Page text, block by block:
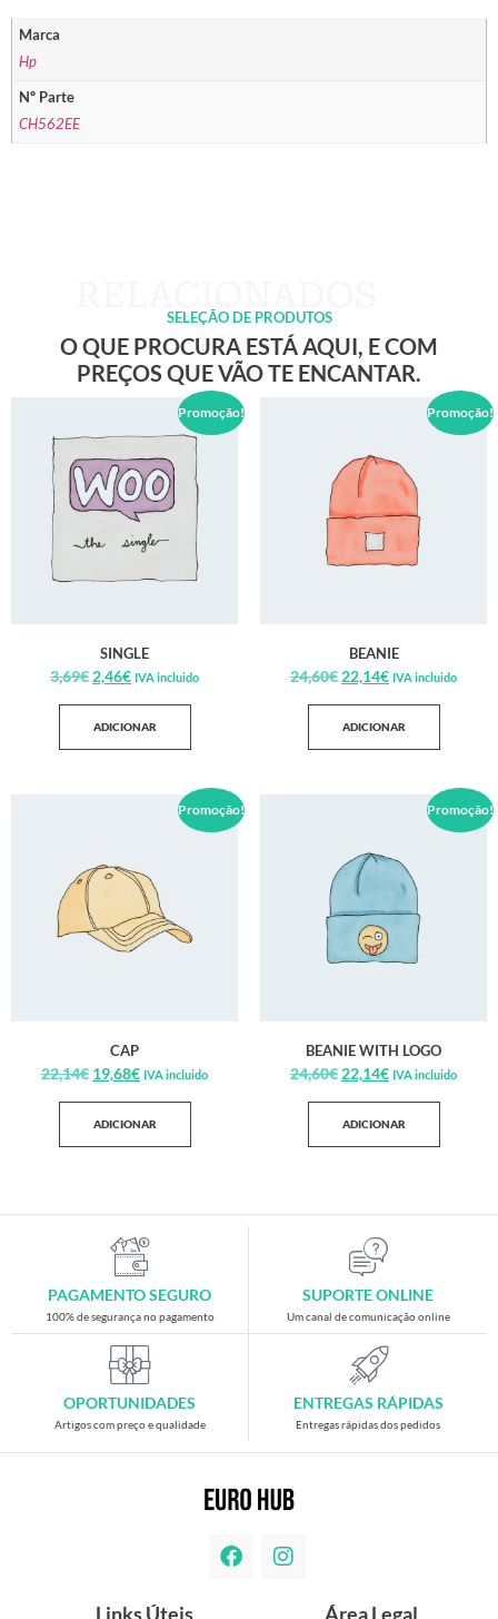
Marca
Hp
Nº Parte
CH562EE
SELEÇÃO DE PRODUTOS
O QUE PROCURA ESTÁ AQUI, E COM
PREÇOS QUE VÃO TE ENCANTAR.
Promoção!
SINGLE
3,69€ 2,46€ IVA incluido
ADICIONAR
Promoção!
BEANIE
24,60€ 22,14€ IVA incluido
ADICIONAR
Promoção!
CAP
22,14€ 19,68€ IVA incluido
ADICIONAR
Promoção!
BEANIE WITH LOGO
24,60€ 22,14€ IVA incluido
ADICIONAR
PAGAMENTO SEGURO
100% de segurança no pagamento
SUPORTE ONLINE
Um canal de comunicação online
OPORTUNIDADES
Artigos com preço e qualidade
ENTREGAS RÁPIDAS
Entregas rápidas dos pedidos
Links Úteis Área Legal